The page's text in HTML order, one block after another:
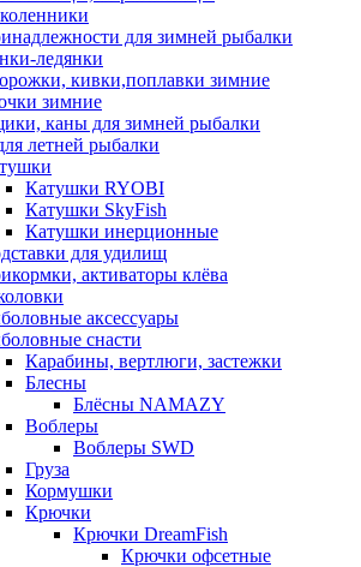
для зимней рыбалки
ледянки
кивки,поплавки зимние
зимние
каны для зимней рыбалки
летней рыбалки
Катушки RYOBI
Катушки SkyFish
Катушки инерционные
для удилищ
активаторы клёва
аксессуары
снасти
Карабины, вертлюги, застежки
Блесны
Блёсны NAMAZY
Воблеры
Воблеры SWD
Груза
Кормушки
Крючки
Крючки DreamFish
Крючки офсетные